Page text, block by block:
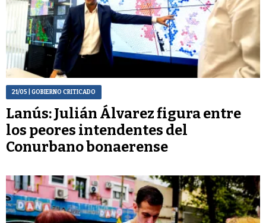
21/05 | GOBIERNO CRITICADO
Lanús: Julián Álvarez figura entre
los peores intendentes del
Conurbano bonaerense